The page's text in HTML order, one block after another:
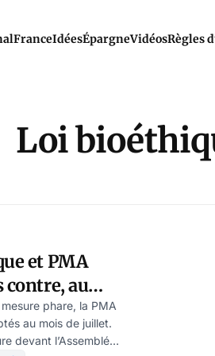
FranceIdéesÉpargneVidéosRègles
Loi
et PMA
contre, au
phare, la PMA
au mois de juillet.
devant l’Assemblée